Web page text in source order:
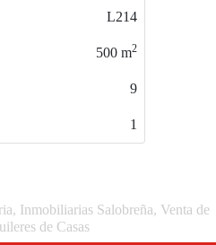
M238
480m2
9
2
Inmobiliarias Salobreña, Venta de
de Casas